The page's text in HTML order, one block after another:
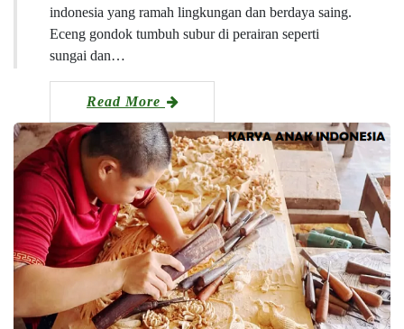
indonesia yang ramah lingkungan dan berdaya saing.
Eceng gondok tumbuh subur di perairan seperti
sungai dan…
Read More